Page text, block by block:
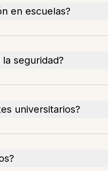
en escuelas?
seguridad?
universitarios?